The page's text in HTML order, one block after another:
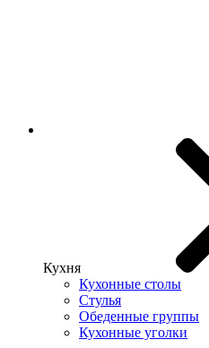
Кухня
Кухонные столы
Стулья
Обеденные группы
Кухонные уголки